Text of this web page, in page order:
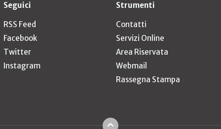
Seguici
RSS Feed
Facebook
Twitter
Instagram
Strumenti
Contatti
Servizi Online
Area Riservata
Webmail
Rassegna Stampa